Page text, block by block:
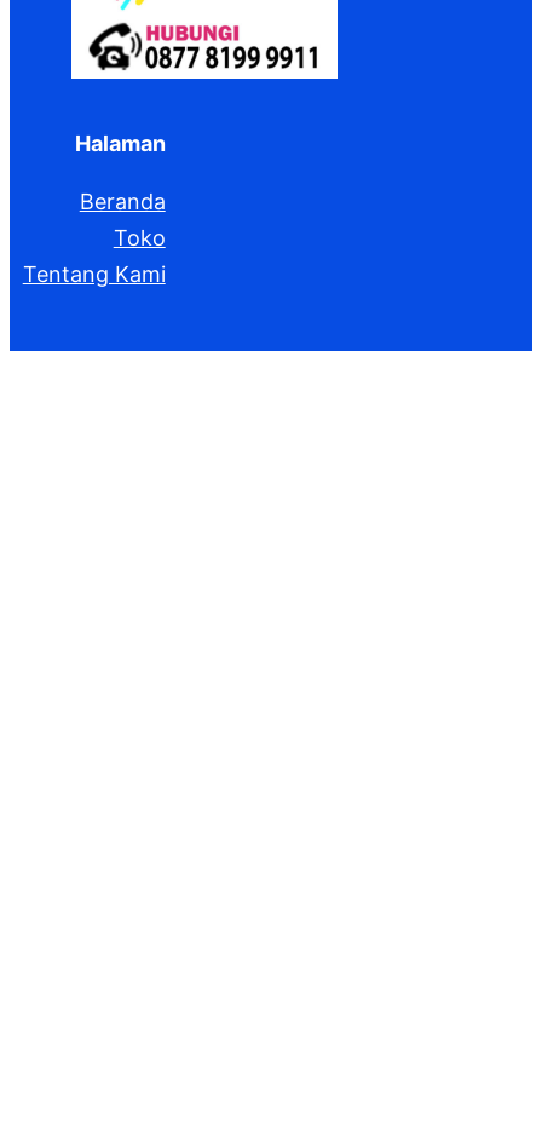
Halaman
Beranda
Toko
Tentang Kami